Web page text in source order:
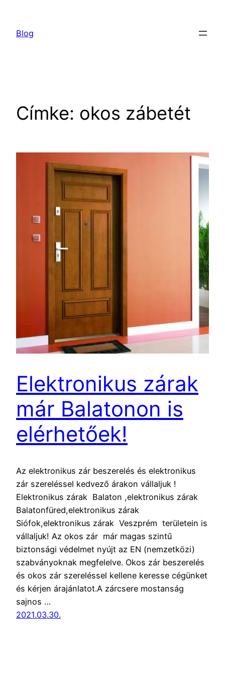
tartalomhoz
Blog
Címke: okos zábetét
Elektronikus zárak
már Balatonon is
elérhetőek!
Az elektronikus zár beszerelés és elektronikus
zár szereléssel kedvező árakon vállaljuk !
Elektronikus zárak Balaton ,elektronikus zárak
Balatonfüred,elektronikus zárak
Siófok,elektronikus zárak Veszprém területein is
vállaljuk! Az okos zár már magas szintű
biztonsági védelmet nyújt az EN (nemzetközi)
szabványoknak megfelelve. Okos zár beszerelés
és okos zár szereléssel kellene keresse cégünket
és kérjen árajánlatot.A zárcsere mostanság
sajnos …
2021.03.30.